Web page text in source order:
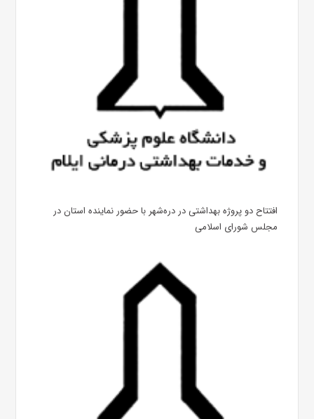
افتتاح دو پروژه بهداشتی در دره‌شهر با حضور نماینده استان در
مجلس شورای اسلامی